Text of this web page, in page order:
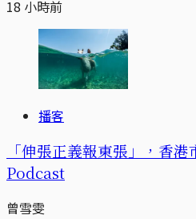
18 小時前
播客
「伸張正義報東張」，香
Podcast
曾雪雯